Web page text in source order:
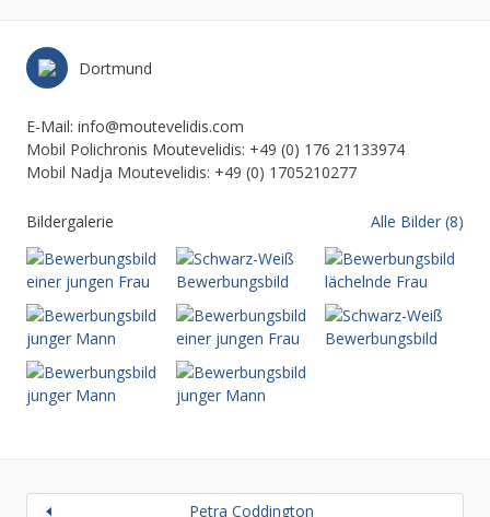
Dortmund
E-Mail: info@moutevelidis.com
Mobil Polichronis Moutevelidis: +49 (0) 176 21133974
Mobil Nadja Moutevelidis: +49 (0) 1705210277
Bildergalerie Alle Bilder (8)
Petra Coddington